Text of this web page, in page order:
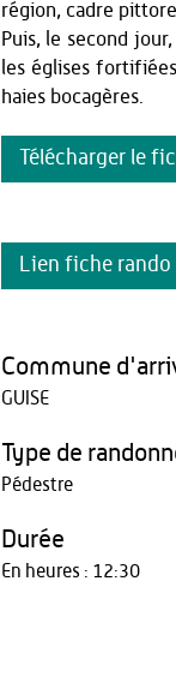
région, cadre
Puis, le second
les églises
haies bocagères.
Télécharger le
Lien fiche rando
Commune
GUISE
Type de
Pédestre
Durée
En heures : 12:30